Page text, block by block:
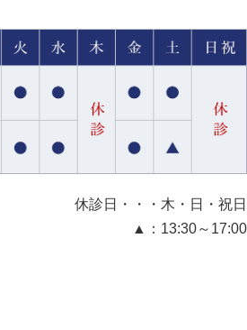
休診日・・・木・日・祝日
▲：13:30～17:00